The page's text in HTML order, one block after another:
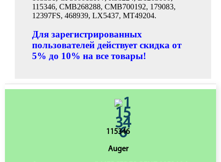
115346, CMB268288, CMB700192, 179083,
12397FS, 468939, LX5437, MT49204.
Для зарегистрированных
пользователей действует скидка от
5% до 10% на все товары!
115346
Auger